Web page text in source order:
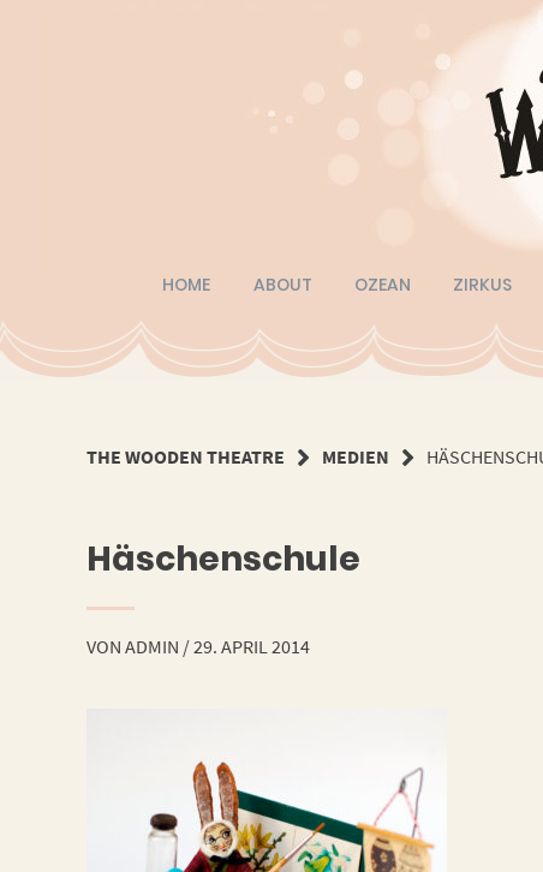
HOME ABOUT OZEAN ZIRKUS
THE WOODEN THEATRE MEDIEN
Häschenschule
VON ADMIN /29. APRIL 2014